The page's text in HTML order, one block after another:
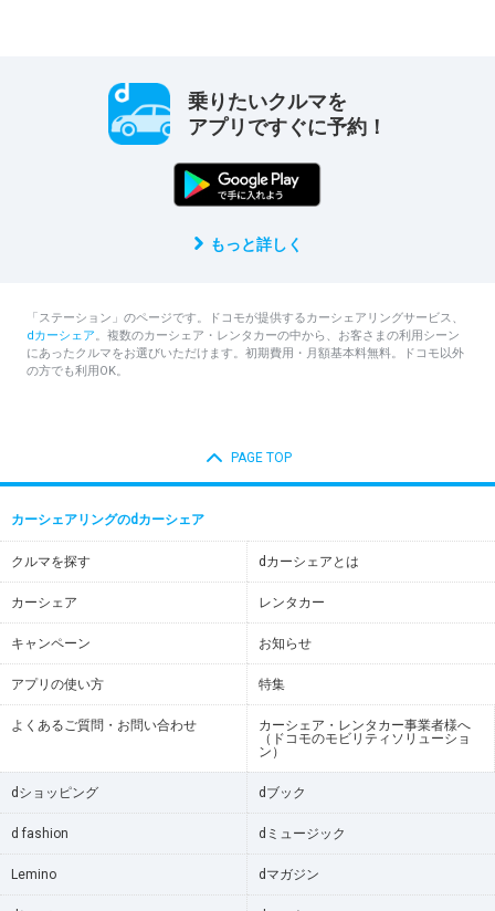
乗りたいクルマを
アプリですぐに予約！
もっと詳しく
「ステーション」のページです。ドコモが提供するカーシェアリングサービス、
dカーシェア。複数のカーシェア・レンタカーの中から、お客さまの利用シーン
にあったクルマをお選びいただけます。初期費用・月額基本料無料。ドコモ以外
の方でも利用OK。
PAGE TOP
カーシェアリングのdカーシェア
クルマを探す dカーシェアとは
カーシェア レンタカー
キャンペーン お知らせ
アプリの使い方 特集
よくあるご質問・お問い合わせ
カーシェア・レンタカー事業者様へ
（ドコモのモビリティソリューショ
ン）
dショッピング dブック
d fashion dミュージック
Lemino dマガジン